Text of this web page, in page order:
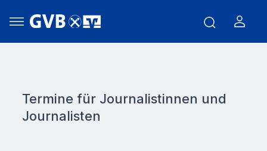
Termine für Journalistinnen und
Journalisten